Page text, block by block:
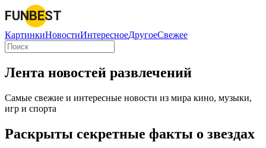
FUNBEST
КартинкиНовостиИнтересноеДругоеСвежее
Лента новостей развлечений
Самые свежие и интересные новости из мира кино, музыки,
игр и спорта
Раскрыты секретные факты о звездах